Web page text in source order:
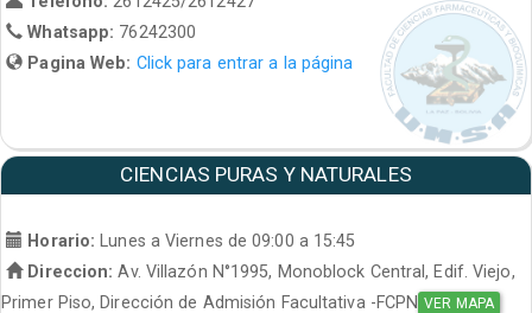
Whatsapp: 76242300
Pagina Web: Click para entrar a la página
CIENCIAS PURAS Y NATURALES
Horario:
Lunes a Viernes de 09:00 a 15:45
Direccion: Av. Villazón N°1995, Monoblock Central, Edif. Viejo,
Primer Piso, Dirección de Admisión Facultativa -FCPN VER MAPA